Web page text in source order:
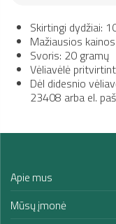
Skirtingi dydžiai:
Mažiausios
Svoris: 20 gramų
Vėliavėlė
Dėl didesnio
23408 arba el.
Apie mus
Mūsų įmonė